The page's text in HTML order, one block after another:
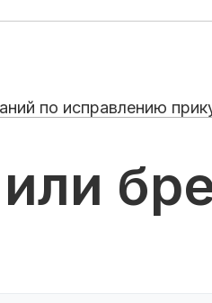
по исправлению